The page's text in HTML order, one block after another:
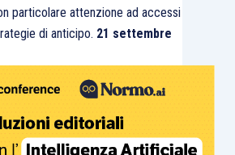
particolare attenzione ad accessi
di anticipo. 21 settembre